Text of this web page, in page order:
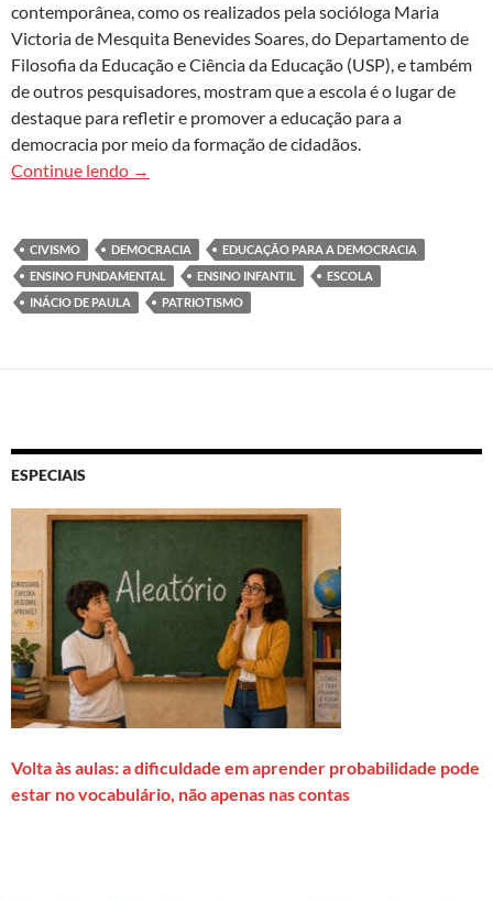
contemporânea, como os realizados pela socióloga Maria
Victoria de Mesquita Benevides Soares, do Departamento de
Filosofia da Educação e Ciência da Educação (USP), e também
de outros pesquisadores, mostram que a escola é o lugar de
destaque para refletir e promover a educação para a
democracia por meio da formação de cidadãos.
Continue lendo Educação para a cidadania é fundamental
→
CIVISMO DEMOCRACIA
EDUCAÇÃO PARA A DEMOCRACIA
ENSINO FUNDAMENTAL
ENSINO INFANTIL
ESCOLA
INÁCIO DE PAULA
PATRIOTISMO
ESPECIAIS
Volta às aulas: a dificuldade em aprender probabilidade pode
estar no vocabulário, não apenas nas contas